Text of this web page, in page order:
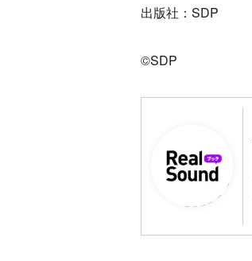
出版社：SDP
©SDP